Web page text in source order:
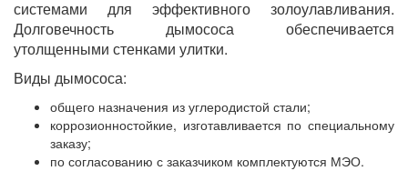
системами для эффективного золоулавливания.
Долговечность дымососа обеспечивается
утолщенными стенками улитки.
Виды дымососа:
общего назначения из углеродистой стали;
коррозионностойкие, изготавливается по специальному
заказу;
по согласованию с заказчиком комплектуются МЭО.